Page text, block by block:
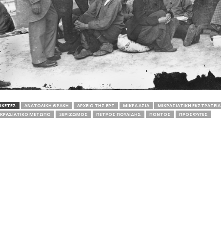
ΑΝΑΤΟΛΙΚΉ ΘΡΆΚΗ ΑΡΧΕΙΟ ΤΗΣ ΕΡΤ ΜΙΚΡΆ ΑΣΊΑ ΜΙΚΡΑΣΙΑΤΙΚΉ ΕΚΣΤΡΑΤΕΊΑ
ΜΈΤΩΠΟ
ΞΕΡΙΖΩΜΌΣ ΠΈΤΡΟΣ ΠΟΥΛΊΔΗΣ ΠΌΝΤΟΣ ΠΡΟΣΦΥΓΕΣ